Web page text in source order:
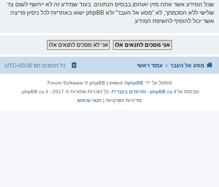
שכל המידע אשר אתה מזין יאוחסן בבסיס הנתונים. בעוד שמידע זה לא ייחשף לשום צד
שלישי ללא הסכמתך, לא “מסע אל העבר” ולא phpBB ישאו באחריות לכל ניסיון פריצה
אשר יכול להוסיף לחשיפת המידע.
מסע אל העבר עמוד ראשי כל הזמנים הם UTC+03:00
מופעל על ידי phpBB
® Forum Software © phpBB Limited
מבוסס עלphpBB.co.il - פורומים בעברית
. כל הזכויות שמורות © 2017 - phpBB.co.il.
מדיניות הפרטיות | תנאי שימוש